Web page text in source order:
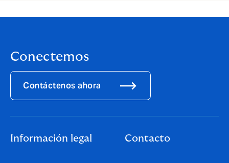
Conectemos
Contáctenos ahora
Información legal Contacto